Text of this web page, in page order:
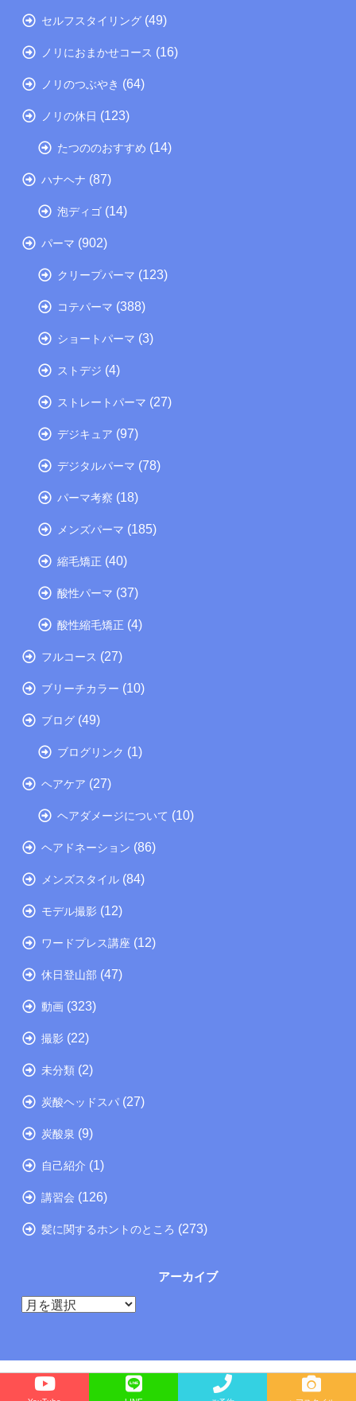
セルフスタイリング (49)
ノリにおまかせコース (16)
ノリのつぶやき (64)
ノリの休日 (123)
たつののおすすめ (14)
ハナヘナ (87)
泡ディゴ (14)
パーマ (902)
クリープパーマ (123)
コテパーマ (388)
ショートパーマ (3)
ストデジ (4)
ストレートパーマ (27)
デジキュア (97)
デジタルパーマ (78)
パーマ考察 (18)
メンズパーマ (185)
縮毛矯正 (40)
酸性パーマ (37)
酸性縮毛矯正 (4)
フルコース (27)
ブリーチカラー (10)
ブログ (49)
ブログリンク (1)
ヘアケア (27)
ヘアダメージについて (10)
ヘアドネーション (86)
メンズスタイル (84)
モデル撮影 (12)
ワードプレス講座 (12)
休日登山部 (47)
動画 (323)
撮影 (22)
未分類 (2)
炭酸ヘッドスパ (27)
炭酸泉 (9)
自己紹介 (1)
講習会 (126)
髪に関するホントのところ (273)
アーカイブ
ア
ブ
Copyright©
たつの市の美容院メーカー講師が教えるぺったんこ髪の解決方法ブログ, 2026 All